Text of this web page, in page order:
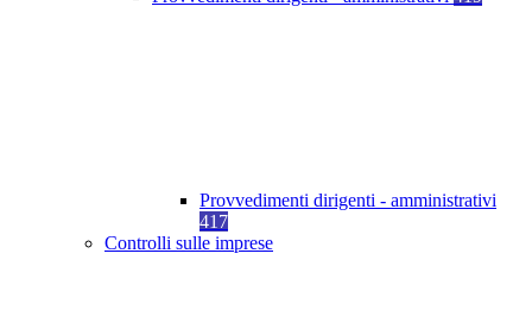
Provvedimenti dirigenti - amministrativi
417
Controlli sulle imprese